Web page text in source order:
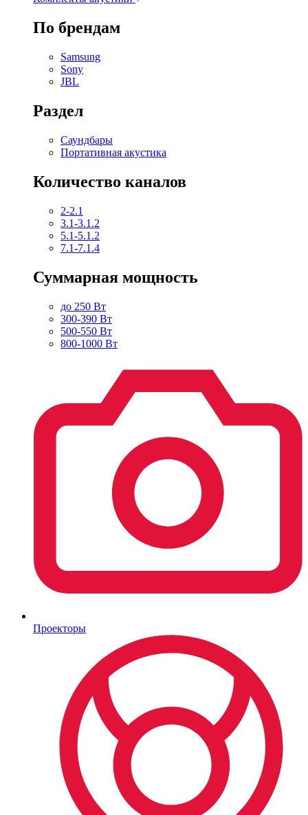
По брендам
Samsung
Sony
JBL
Раздел
Саундбары
Портативная акустика
Количество каналов
2-2.1
3.1-3.1.2
5.1-5.1.2
7.1-7.1.4
Суммарная мощность
до 250 Вт
300-390 Вт
500-550 Вт
800-1000 Вт
Проекторы